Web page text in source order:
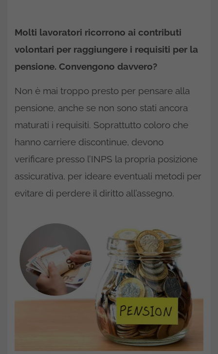
Molti lavoratori ricorrono ai contributi
volontari per raggiungere i requisiti per la
pensione. Convengono davvero?
Non è mai troppo presto per pensare alla
pensione, anche se non sono stati ancora
maturati i requisiti. Soprattutto coloro che
hanno carriere discontinue, devono
verificare presso l’INPS la propria posizione
assicurativa, per ideare eventuali metodi per
evitare di perdere il diritto all’assegno.